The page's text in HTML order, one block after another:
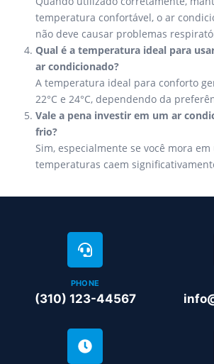
temperatura confortável, o ar
não deve causar problemas
Qual é a temperatura ideal para
ar condicionado?
A temperatura ideal para conforto
22°C e 24°C, dependendo da
Vale a pena investir em um ar
frio?
Sim, especialmente se você mora
temperaturas caem
PHONE
(310) 123-44567